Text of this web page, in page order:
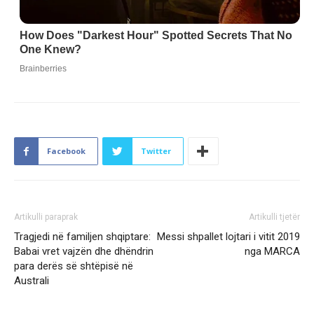
Facebook Twitter
Artikulli paraprak
Tragjedi në familjen shqiptare:
Babai vret vajzën dhe dhëndrin
para derës së shtëpisë në
Australi
Artikulli tjetër
Messi shpallet lojtari i vitit 2019
nga MARCA